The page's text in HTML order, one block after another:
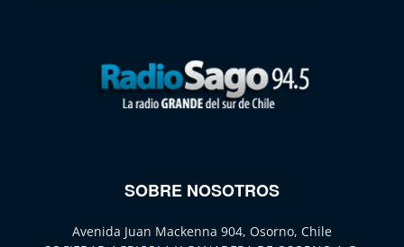
SOBRE NOSOTROS
Avenida Juan Mackenna 904, Osorno, Chile